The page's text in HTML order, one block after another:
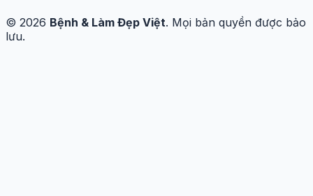
© 2026 Bệnh & Làm Đẹp Việt. Mọi bản quyền được bảo
lưu.